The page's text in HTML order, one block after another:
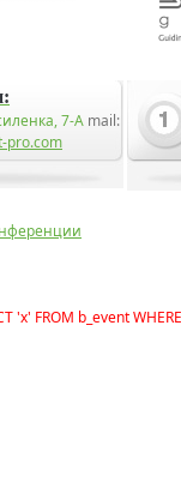
7-А mail:
pro.com
'x' FROM b_event